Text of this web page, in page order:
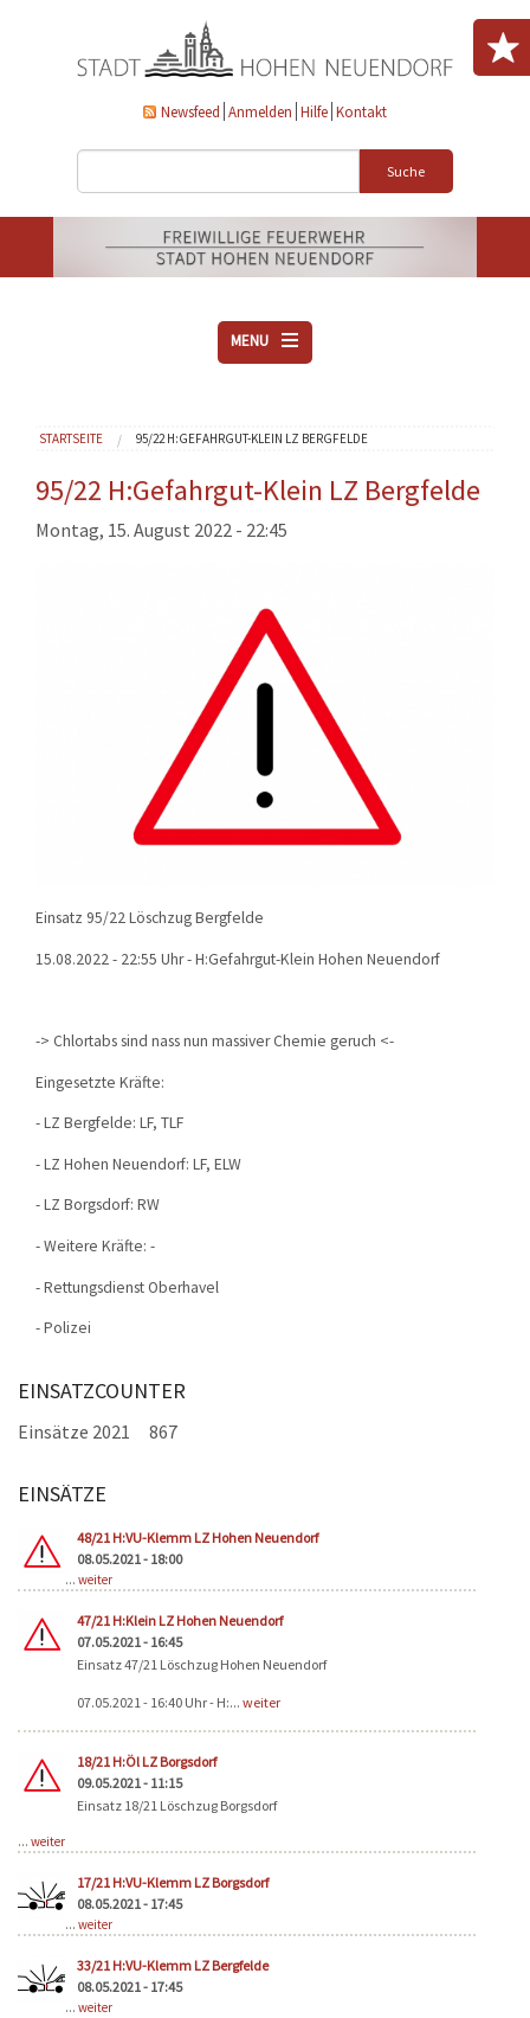
Newsfeed Anmelden Hilfe Kontakt
Suche
MENU
VEREINE
AKTUELLES
DOWNLOADS
EINSÄTZE
Sie sind hier
STARTSEITE 95/22 H:GEFAHRGUT-KLEIN LZ BERGFELDE
95/22 H:Gefahrgut-Klein LZ Bergfelde
Montag, 15. August 2022 - 22:45
Einsatz 95/22 Löschzug Bergfelde
15.08.2022 - 22:55 Uhr - H:Gefahrgut-Klein Hohen Neuendorf
-> Chlortabs sind nass nun massiver Chemie geruch <-
Eingesetzte Kräfte:
- LZ Bergfelde: LF, TLF
- LZ Hohen Neuendorf: LF, ELW
- LZ Borgsdorf: RW
- Weitere Kräfte: -
- Rettungsdienst Oberhavel
- Polizei
EINSATZCOUNTER
Einsätze 2021 867
EINSÄTZE
48/21 H:VU-Klemm LZ Hohen Neuendorf
08.05.2021 - 18:00
... weiter
47/21 H:Klein LZ Hohen Neuendorf
07.05.2021 - 16:45
Einsatz 47/21 Löschzug Hohen Neuendorf
07.05.2021 - 16:40 Uhr - H:... weiter
18/21 H:Öl LZ Borgsdorf
09.05.2021 - 11:15
Einsatz 18/21 Löschzug Borgsdorf
... weiter
17/21 H:VU-Klemm LZ Borgsdorf
08.05.2021 - 17:45
... weiter
33/21 H:VU-Klemm LZ Bergfelde
08.05.2021 - 17:45
... weiter
Seiten